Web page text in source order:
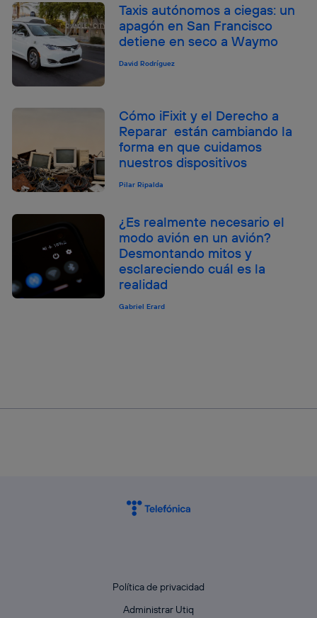
Taxis autónomos a ciegas: un
apagón en San Francisco
detiene en seco a Waymo
David Rodríguez
Cómo iFixit y el Derecho a
Reparar están cambiando la
forma en que cuidamos
nuestros dispositivos
Pilar Ripalda
¿Es realmente necesario el
modo avión en un avión?
Desmontando mitos y
esclareciendo cuál es la
realidad
Gabriel Erard
Política de privacidad
Administrar Utiq